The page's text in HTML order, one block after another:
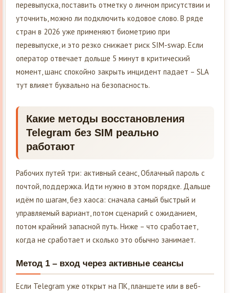
перевыпуска, поставить отметку о личном присутствии и
уточнить, можно ли подключить кодовое слово. В ряде
стран в 2026 уже применяют биометрию при
перевыпуске, и это резко снижает риск SIM-swap. Если
оператор отвечает дольше 5 минут в критический
момент, шанс спокойно закрыть инцидент падает – SLA
тут влияет буквально на безопасность.
Какие методы восстановления
Telegram без SIM реально
работают
Рабочих путей три: активный сеанс, Облачный пароль с
почтой, поддержка. Идти нужно в этом порядке. Дальше
идём по шагам, без хаоса: сначала самый быстрый и
управляемый вариант, потом сценарий с ожиданием,
потом крайний запасной путь. Ниже – что сработает,
когда не сработает и сколько это обычно занимает.
Метод 1 – вход через активные сеансы
Если Telegram уже открыт на ПК, планшете или в веб-